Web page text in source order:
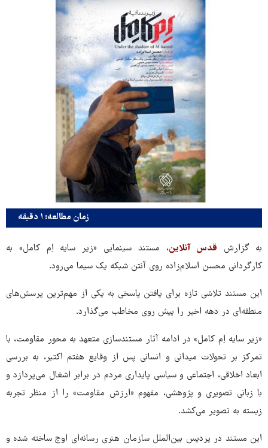
زمان مطالعه: ۱ دقیقه
به گزارش قدس آنلاین، مستند سینمایی «زیر سایه اِم کامل» به
کارگردانی محسن اسلام‌زاده روی آنتن شبکه یک سیما می‌رود.
این مستند تلاشی تازه برای یافتن پاسخی به یکی از مهم‌ترین پرسش‌های
منطقه‌ای در دهه اخیر را پیش روی مخاطب می‌گذارد.
«زیر سایه اِم کامل» در ادامه آثار مستندسازی متعهد به محور مقاومت، با
تمرکز بر تحولات میدانی و انسانی پس از وقایع هفتم اکتبر، به بررسی
ابعاد اخلاقی، اجتماعی و سیاسی پایداری مردم در برابر اشغال می‌پردازد و
با زبانی تصویری و پژوهشی، مفهوم «ارزش مقاومت» را از منظر تجربه
زیسته به تصویر می‌کشد.
این مستند در پردیس بین‌الملل سازمان هنری رسانه‌ای اوج ساخته شده و